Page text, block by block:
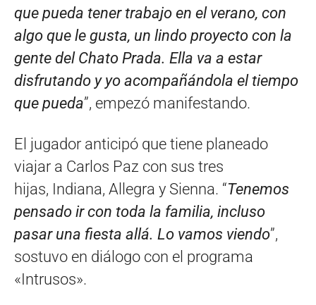
que pueda tener trabajo en el verano, con
algo que le gusta, un lindo proyecto con la
gente del Chato Prada. Ella va a estar
disfrutando y yo acompañándola el tiempo
que pueda”, empezó manifestando.
El jugador anticipó que tiene planeado
viajar a Carlos Paz con sus tres
hijas, Indiana, Allegra y Sienna. “Tenemos
pensado ir con toda la familia, incluso
pasar una fiesta allá. Lo vamos viendo”,
sostuvo en diálogo con el programa
«Intrusos».